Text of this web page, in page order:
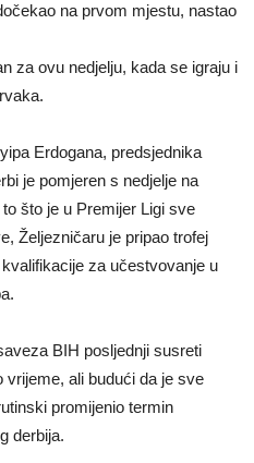
na prvom mjestu, nastao
za ovu nedjelju, kada se igraju i
Erdogana, predsjednika
je pomjeren s nedjelje na
što je u Premijer Ligi sve
Željezničaru je pripao trofej
za učestvovanje u
BIH posljednji susreti
vrijeme, ali budući da je sve
promijenio termin
derbija.